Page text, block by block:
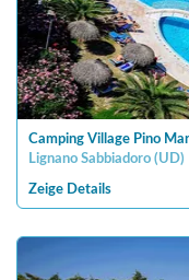
Camping Village Pino
Lignano Sabbiadoro (UD)
Zeige Details